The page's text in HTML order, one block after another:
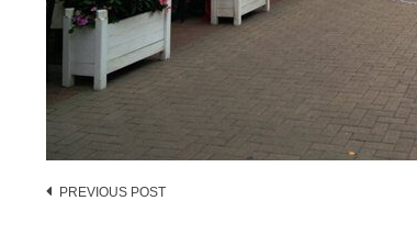
Post
PREVIOUS POST